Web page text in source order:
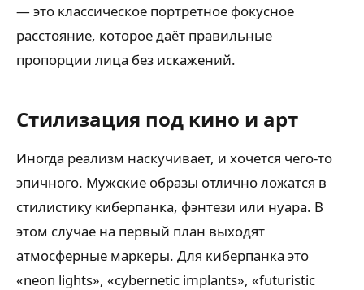
— это классическое портретное фокусное
расстояние, которое даёт правильные
пропорции лица без искажений.
Стилизация под кино и арт
Иногда реализм наскучивает, и хочется чего-то
эпичного. Мужские образы отлично ложатся в
стилистику киберпанка, фэнтези или нуара. В
этом случае на первый план выходят
атмосферные маркеры. Для киберпанка это
«neon lights», «cybernetic implants», «futuristic